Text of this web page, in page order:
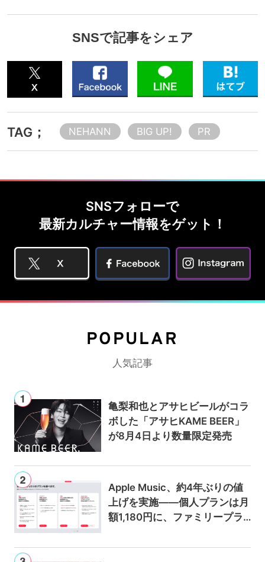
SNSで記事をシェア
TAG； NEHANN BIG UP! PR
SNSフォローで
最新カルチャー情報をゲット！
POPULAR
人気記事
亀梨和也とアサヒビールがコラ
ボした「アサヒKAME BEER」
が8月4日より数量限定発売
Apple Music、約4年ぶりの値
上げを実施——個人プランは月
額1,180円に、ファミリープラ